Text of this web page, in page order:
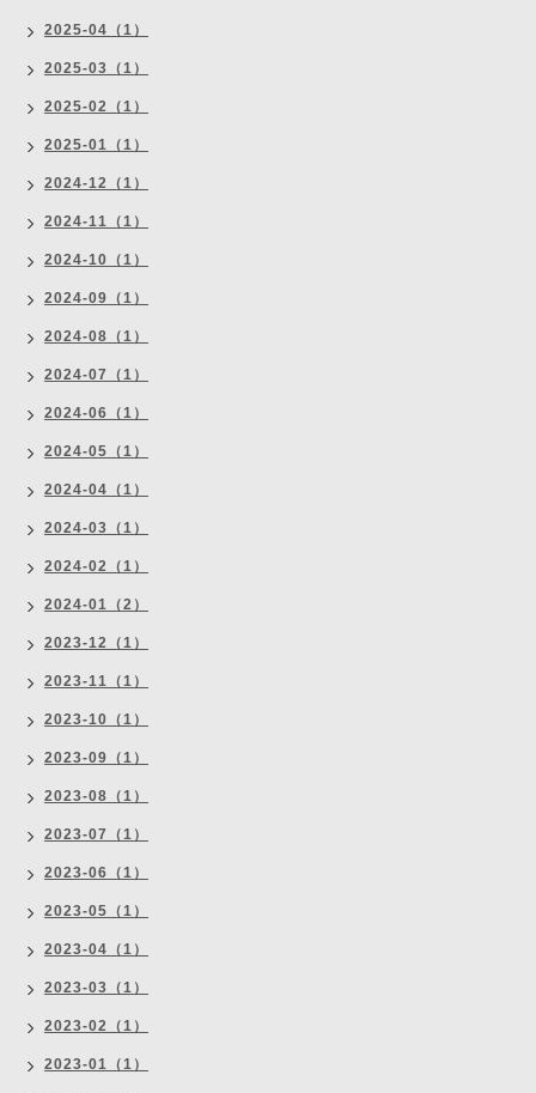
2025-04（1）
2025-03（1）
2025-02（1）
2025-01（1）
2024-12（1）
2024-11（1）
2024-10（1）
2024-09（1）
2024-08（1）
2024-07（1）
2024-06（1）
2024-05（1）
2024-04（1）
2024-03（1）
2024-02（1）
2024-01（2）
2023-12（1）
2023-11（1）
2023-10（1）
2023-09（1）
2023-08（1）
2023-07（1）
2023-06（1）
2023-05（1）
2023-04（1）
2023-03（1）
2023-02（1）
2023-01（1）